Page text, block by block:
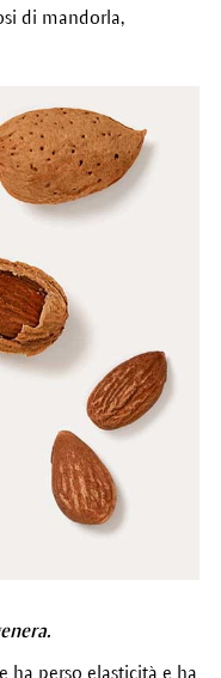
di mandorla,
ha perso elasticità e ha